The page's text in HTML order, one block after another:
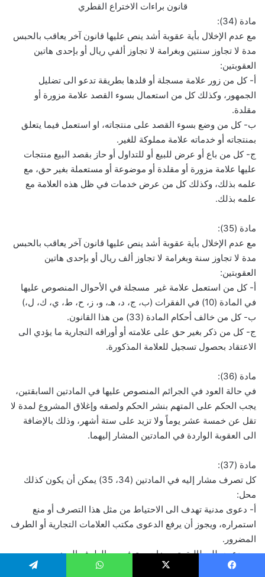
قانون براءات الاختراع القطري
مادة (34):
مع عدم الإخلال بأية عقوبة أشد ينص عليها قانون آخر يعاقب بالحبس
مدة لا تجاوز سنتين وبغرامة لا تجاوز ألفي ريال أو بإحدى هاتين
العقوبتين:
أ- كل من زور علامة مسجلة أو قلدها بطريقة تدعو الى تضليل
الجمهور، وكذلك كل من استعمال بسوء القصد علامة مزورة أو
مقلدة.
ب- كل من وضع بسوء القصد على منتجاته، او استعمل فيما يتعلق
بمنتجاته أو خدماته علامة مملوكة للغير.
ج- كل من باع أو عرض للبيع أو للتداول أو حاز بقصد البيع منتجات
عليها علامة مزورة أو مقلدة أو موضوعة أو مستعملة بغير حق، مع
علمه بذلك، وكذلك كل من عرض خدمات في ظل هذه العلامة مع
علمه بذلك.
مادة (35):
مع عدم الإخلال بأية عقوبة أشد ينص عليها قانون آخر يعاقب بالحبس
مدة لا تجاوز سنة وبغرامة لا تجاوز ألف ريال أو بإحدى هاتين
العقوبتين:
أ- كل من استعمل علامة غير مسجلة في الأحوال المنصوص عليها
في المادة (10) في الفقرات (ب، ج، د، هـ، و، ز، ح، ط، ي، ك، ل،)
ب- كل من خالف أحكام المادة (33) من هذا القانون.
ج- كل من ذكر بغير حق على علامته أو أوراقه التجارية ما يؤدي الى
الاعتقاد بحصول تسجيل للعلامة المذكورة.
مادة (36):
في حالة العود في الجرائم المنصوص عليها في المادتين السابقتين،
يجب الحكم على المتهم بنشر الحكم ولصقه وإغلاق المشروع لمدة لا
تقل عن خمسة عشر يوماً ولا تزيد على ستة أشهر، وذلك بالإضافة
الى العقوبة الواردة في المادتين المشار إليهما.
مادة (37):
كل تصرف مشار إليه في المادتين (34، 35) يمكن أن يكون كذلك
محل:
أ- دعوى مدنية تهدف الى الاحتياط من مثل هذا التصرف أو منع
استمراره، ويجوز أن يرفع الدعوى مكتب العلامات التجارية أو الطرف
المضرور.
ب- دعوى للمطالبة بتعويضات، وترفع من الطرف المضرور.